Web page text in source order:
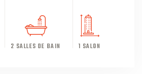
2 SALLES DE BAIN 1 SALON